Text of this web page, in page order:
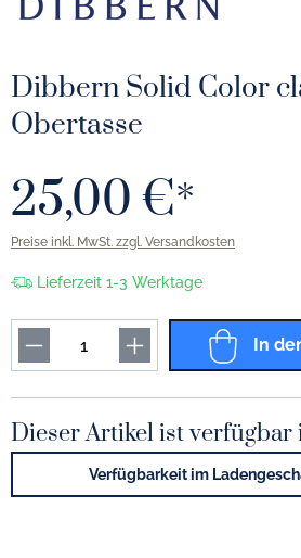
Dibbern Solid Color
Obertasse
25,00 €*
Preise inkl. MwSt. zzgl. Versandkosten
Lieferzeit 1-3 Werktage
In
Dieser Artikel ist verfügbar
Verfügbarkeit im